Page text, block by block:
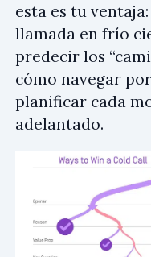
esta es tu
llamada en frío
predecir los
cómo navegar
planificar cada
adelantado.